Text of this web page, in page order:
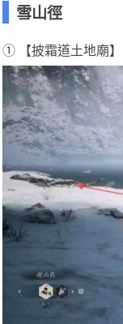
雪山徑
① 【披霜道土地廟